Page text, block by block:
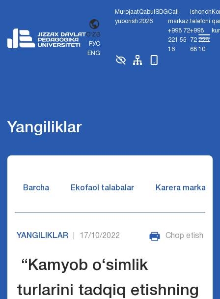
O'ZB
РУС
ENG
Murojaat
yuborish
Qabul
2026
SDGCall
markaz:
+998 72
221 55
16
Ishonch
telefoni:
+998
72 226
68 10
Yangiliklar
Barcha Ekofaol talabalar Karera markazi
YANGILIKLAR 17/10/2022 Chop etish
“Kamyob o‘simlik
turlarini tadqiq etishning